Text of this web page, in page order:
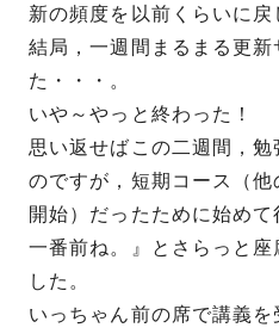
新の頻度を以前くらいに戻
結局，一週間まるまる更
た・・・。
いや～やっと終わった！
思い返せばこの二週間，
のですが，短期コース（
開始）だったために始め
一番前ね。』とさらっと
した。
いっちゃん前の席で講義